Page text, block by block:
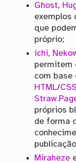
Ghost,
exemplos
que
próprio;
ichi,
permitem
com base
HTML/CSS
próprios
de forma
Miraheze